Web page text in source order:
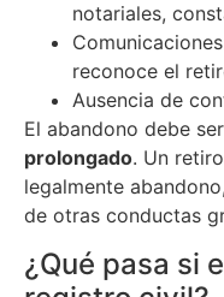
notariales,
reconoce el
Ausencia de
El abandono debe ser
prolongado. Un
legalmente
de otras conductas
¿Qué pasa si